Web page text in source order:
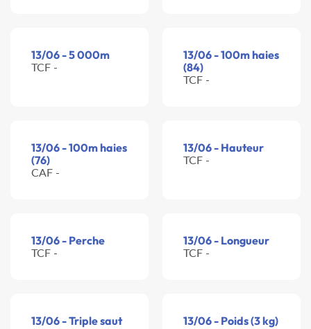
13/06 - 5 000m
TCF -
13/06 - 100m haies
(84)
TCF -
13/06 - 100m haies
(76)
CAF -
13/06 - Hauteur
TCF -
13/06 - Perche
TCF -
13/06 - Longueur
TCF -
13/06 - Triple saut 13/06 - Poids (3 kg)